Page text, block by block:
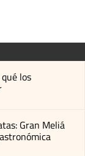
los
Gran Meliá